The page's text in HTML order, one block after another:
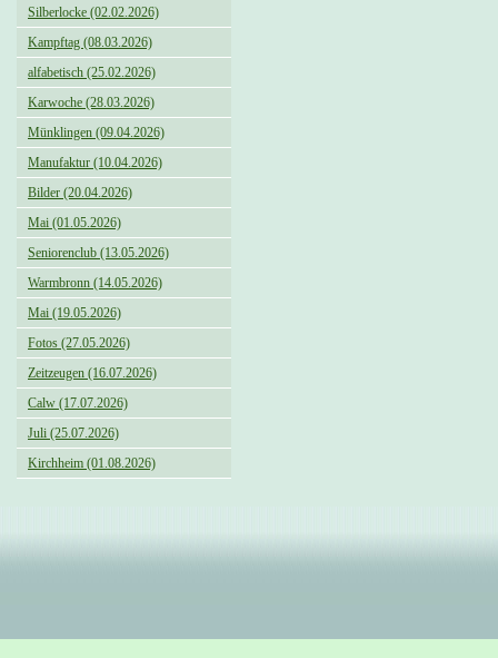
Silberlocke (02.02.2026)
Kampftag (08.03.2026)
alfabetisch (25.02.2026)
Karwoche (28.03.2026)
Münklingen (09.04.2026)
Manufaktur (10.04.2026)
Bilder (20.04.2026)
Mai (01.05.2026)
Seniorenclub (13.05.2026)
Warmbronn (14.05.2026)
Mai (19.05.2026)
Fotos (27.05.2026)
Zeitzeugen (16.07.2026)
Calw (17.07.2026)
Juli (25.07.2026)
Kirchheim (01.08.2026)